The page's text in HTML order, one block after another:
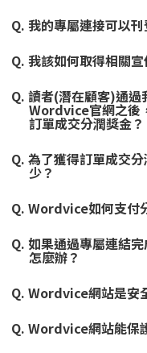
Q. 我的專屬連接可以刊
Q. 我該如何取得相關宣
Q. 讀者(潛在顧客)通過
Wordvice官網之後
訂單成交分潤獎金？
Q. 為了獲得訂單成交
少？
Q. Wordvice如何支付
Q. 如果通過專屬連結
怎麼辦？
Q. Wordvice網站是安
Q. Wordvice網站能保